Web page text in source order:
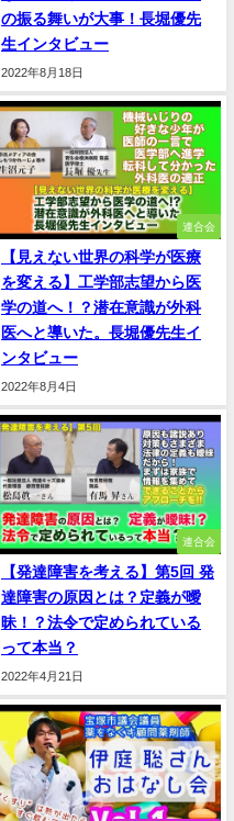
の振る舞いが大事！長堀優先
生インタビュー
2022年8月18日
連合会
【見えない世界の科学が医療
を変える】工学部志望から医
学の道へ！？潜在意識が外科
医へと導いた。長堀優先生イ
ンタビュー
2022年8月4日
連合会
【発達障害を考える】第5回 発
達障害の原因とは？定義が曖
昧！？法令で定められている
って本当？
2022年4月21日